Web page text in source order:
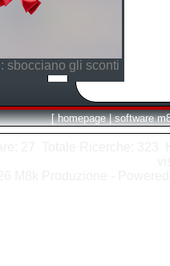
sbocciano gli sconti
[ homepage | software